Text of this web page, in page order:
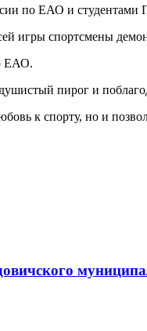
по ЕАО и студентами
игры спортсмены
ЕАО.
пирог и
к спорту, но и